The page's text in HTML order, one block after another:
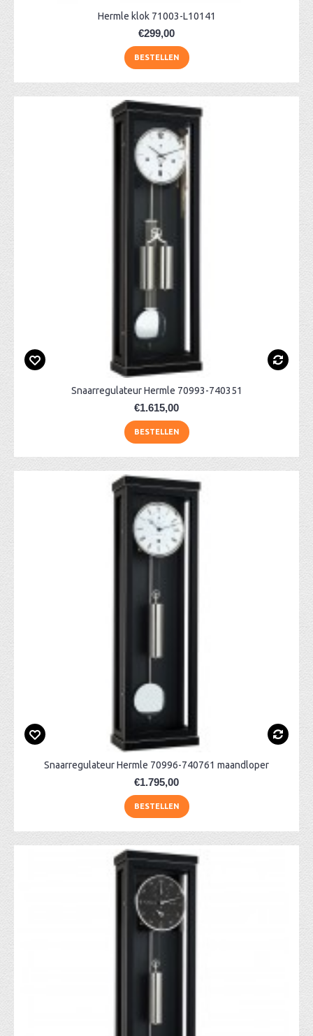
Hermle klok 71003-L10141
€299,00
BESTELLEN
Snaarregulateur Hermle 70993-740351
€1.615,00
BESTELLEN
Snaarregulateur Hermle 70996-740761 maandloper
€1.795,00
BESTELLEN